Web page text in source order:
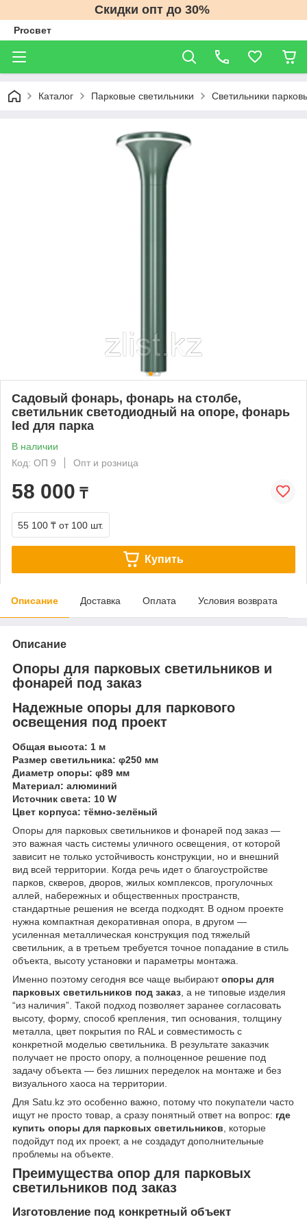
Скидки опт до 30%
Proсвет
Каталог Парковые светильники Светильники
Садовый фонарь, фонарь на столбе,
светильник светодиодный на опоре, фонарь
led для парка
В наличии
Код: ОП 9
Опт и розница
58 000 ₸
55 100 ₸ от 100 шт.
Купить
Описание Доставка Оплата Условия возврата
Описание
Опоры для парковых светильников и
фонарей под заказ
Надежные опоры для паркового
освещения под проект
Общая высота: 1 м
Размер светильника: φ250 мм
Диаметр опоры: φ89 мм
Материал: алюминий
Источник света: 10 W
Цвет корпуса: тёмно-зелёный
Опоры для парковых светильников и фонарей под заказ —
это важная часть системы уличного освещения, от которой
зависит не только устойчивость конструкции, но и внешний
вид всей территории. Когда речь идет о благоустройстве
парков, скверов, дворов, жилых комплексов, прогулочных
аллей, набережных и общественных пространств,
стандартные решения не всегда подходят. В одном проекте
нужна компактная декоративная опора, в другом —
усиленная металлическая конструкция под тяжелый
светильник, а в третьем требуется точное попадание в стиль
объекта, высоту установки и параметры монтажа.
Именно поэтому сегодня все чаще выбираютопоры для
парковых светильников под заказ , а не типовые изделия
“из наличия”. Такой подход позволяет заранее согласовать
высоту, форму, способ крепления, тип основания, толщину
металла, цвет покрытия по RAL и совместимость с
конкретной моделью светильника. В результате заказчик
получает не просто опору, а полноценное решение под
задачу объекта — без лишних переделок на монтаже и без
визуального хаоса на территории.
Для Satu.kz это особенно важно, потому что покупатели часто
ищут не просто товар, а сразу понятный ответ на вопрос: где
купить опоры для парковых светильников , которые
подойдут под их проект, а не создадут дополнительные
проблемы на объекте.
Преимущества опор для парковых
светильников под заказ
Изготовление под конкретный объект